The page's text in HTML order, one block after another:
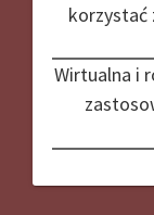
korzystać
Wirtualna i